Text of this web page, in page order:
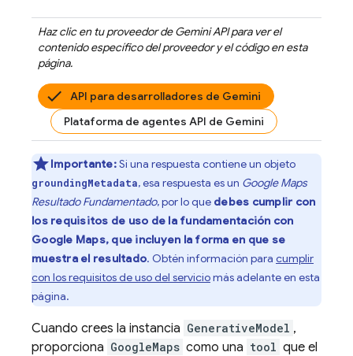
Haz clic en tu proveedor deGemini APIpara ver el
contenido específico del proveedor y el código en esta
página.
API para desarrolladores de Gemini
Plataforma de agentes API de Gemini
Importante:Si una respuesta contiene un objeto
groundingMetadata, esa respuesta es un Google Maps
Resultado Fundamentado, por lo que debes cumplir con
los requisitos de uso de la fundamentación con
Google Maps, que incluyen la forma en que se
muestra el resultado. Obtén información para cumplir
con los requisitos de uso del serviciomás adelante en esta
página.
Cuando crees la instancia GenerativeModel ,
proporciona GoogleMaps como una tool que el